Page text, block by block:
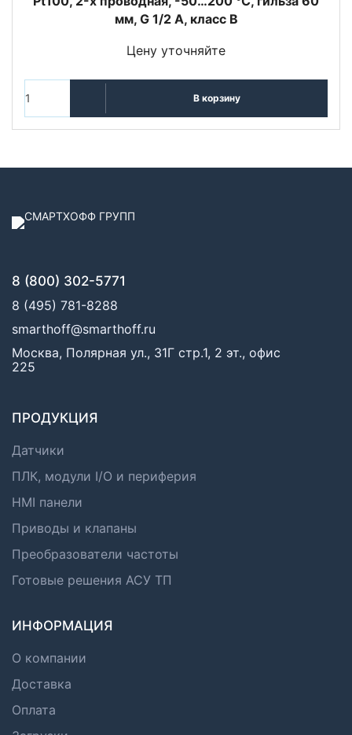
мм, G 1/2 А, класс B
Цену уточняйте
В корзину
8 (800) 302-5771
8 (495) 781-8288
smarthoff@smarthoff.ru
Москва, Полярная ул., 31Г стр.1, 2 эт., офис
225
ПРОДУКЦИЯ
Датчики
ПЛК, модули I/O и периферия
HMI панели
Приводы и клапаны
Преобразователи частоты
Готовые решения АСУ ТП
ИНФОРМАЦИЯ
О компании
Доставка
Оплата